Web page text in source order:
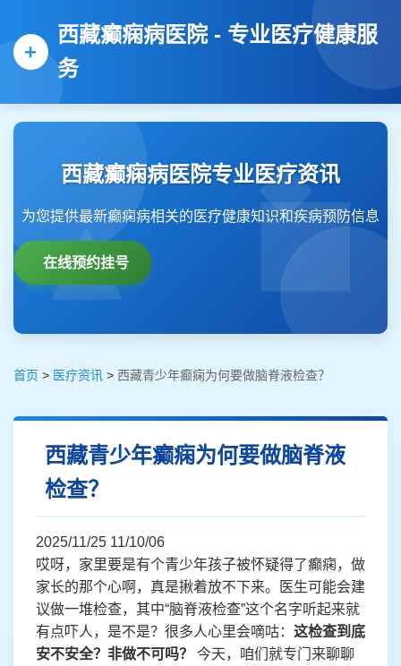
西藏癫痫病医院 - 专业医疗健康服
务
西藏癫痫病医院专业医疗资讯
为您提供最新癫痫病相关的医疗健康知识和疾病预防信息
在线预约挂号
首页 > 医疗资讯 > 西藏青少年癫痫为何要做脑脊液检查？
西藏青少年癫痫为何要做脑脊液
检查？
2025/11/25 11/10/06
哎呀，家里要是有个青少年孩子被怀疑得了癫痫，做
家长的那个心啊，真是揪着放不下来。医生可能会建
议做一堆检查，其中“脑脊液检查”这个名字听起来就
有点吓人，是不是？很多人心里会嘀咕： 这检查到底
安不安全？非做不可吗？
今天，咱们就专门来聊聊